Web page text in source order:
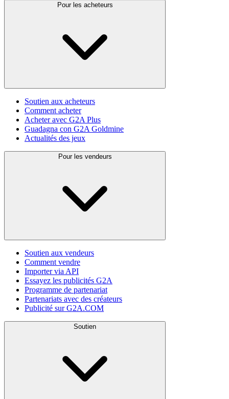
Pour les acheteurs
Soutien aux acheteurs
Comment acheter
Acheter avec G2A Plus
Guadagna con G2A Goldmine
Actualités des jeux
Pour les vendeurs
Soutien aux vendeurs
Comment vendre
Importer via API
Essayez les publicités G2A
Programme de partenariat
Partenariats avec des créateurs
Publicité sur G2A.COM
Soutien